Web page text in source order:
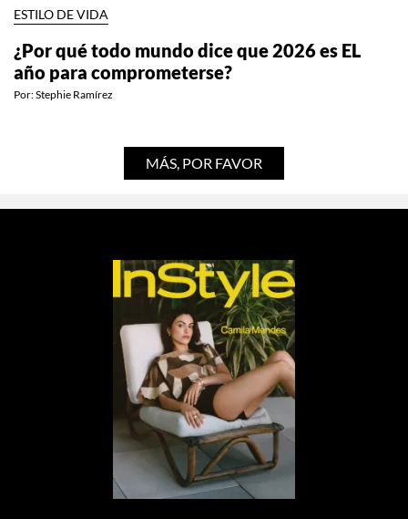
ESTILO DE VIDA
¿Por qué todo mundo dice que 2026 es EL
año para comprometerse?
Por:Stephie Ramírez
MÁS, POR FAVOR